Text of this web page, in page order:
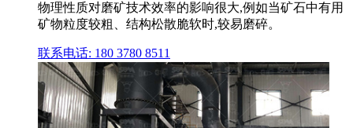
物理性质对磨矿技术效率的影响很大,例如当矿石中有用
矿物粒度较粗、结构松散脆软时,较易磨碎。
联系电话: 180 3780 8511